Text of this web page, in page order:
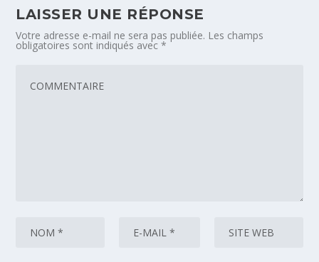
LAISSER UNE RÉPONSE
Votre adresse e-mail ne sera pas publiée. Les champs
obligatoires sont indiqués avec*